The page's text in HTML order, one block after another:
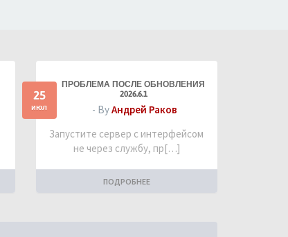
25
июл
ПРОБЛЕМА ПОСЛЕ ОБНОВЛЕНИЯ
2026.6.1
- ByАндрей Раков
Запустите сервер с интерфейсом
не через службу, пр[…]
ПОДРОБНЕЕ